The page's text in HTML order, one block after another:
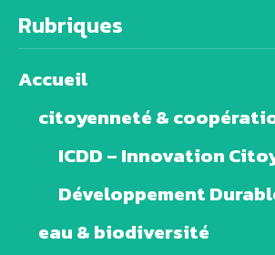
Rubriques
Accueil
citoyenneté &
ICDD – Innovation
Développement
eau & biodiversité